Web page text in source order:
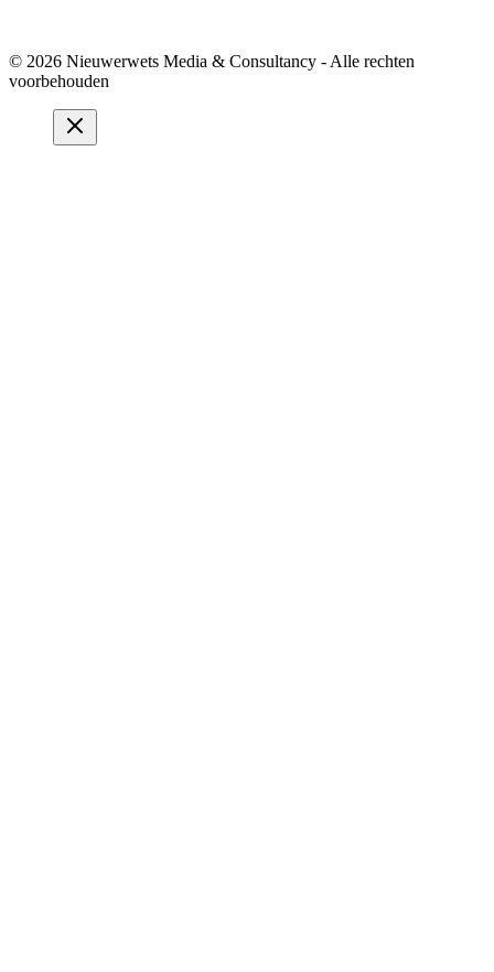
© 2026 Nieuwerwets Media & Consultancy - Alle rechten
voorbehouden